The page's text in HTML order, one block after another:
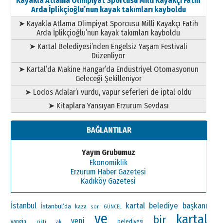
Arda İplikçioğlu’nun kayak takımları kayboldu
➤ Kayakla Atlama Olimpiyat Sporcusu Milli Kayakçı Fatih
Arda İplikçioğlu’nun kayak takımları kayboldu
➤ Kartal Belediyesi’nden Engelsiz Yaşam Festivali
Düzenliyor
➤ Kartal’da Makine Hangar’da Endüstriyel Otomasyonun
Geleceği Şekilleniyor
➤ Lodos Adalar’ı vurdu, vapur seferleri de iptal oldu
➤ Kitaplara Yansıyan Erzurum Sevdası
BAĞLANTILAR
Yayın Grubumuz
Ekonomiklik
Erzurum Haber Gazetesi
Kadıköy Gazetesi
İstanbul İstanbul’da kaza son GÜNCEL kartal belediye başkanı
yangin ak yeni ve belediyesi bir kartal